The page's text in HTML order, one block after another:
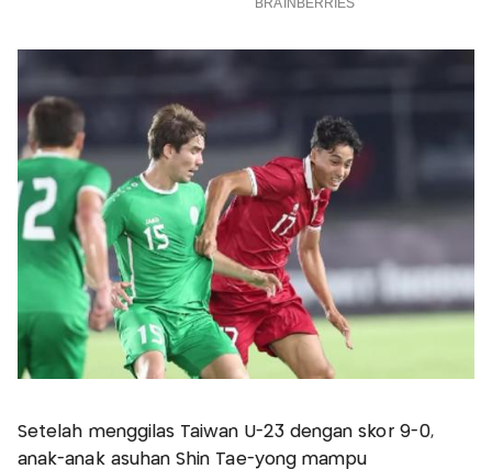
Setelah menggilas Taiwan U-23 dengan skor 9-0,
anak-anak asuhan Shin Tae-yong mampu